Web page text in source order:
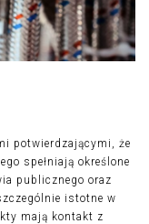
potwierdzającymi, że
spełniają określone
publicznego oraz
istotne w
mają kontakt z